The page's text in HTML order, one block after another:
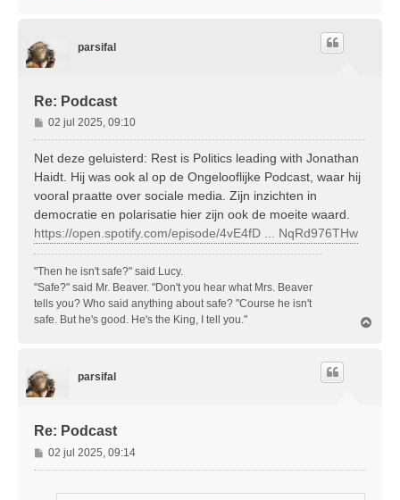
parsifal
Re: Podcast
B
e
r
h
t
02 jul 2025, 09:10
Net deze geluisterd: Rest is Politics leading with Jonathan
Haidt. Hij was ook al op de Ongelooflijke Podcast, waar hij
vooral praatte over sociale media. Zijn inzichten in
democratie en polarisatie hier zijn ook de moeite waard.
https://open.spotify.com/episode/4vE4fD ... NqRd976THw
"Then he isn't safe?" said Lucy.
"Safe?" said Mr. Beaver. "Don't you hear what Mrs. Beaver
tells you? Who said anything about safe? "Course he isn't
safe. But he's good. He's the King, I tell you."
parsifal
Re: Podcast
B
e
02 jul 2025, 09:14